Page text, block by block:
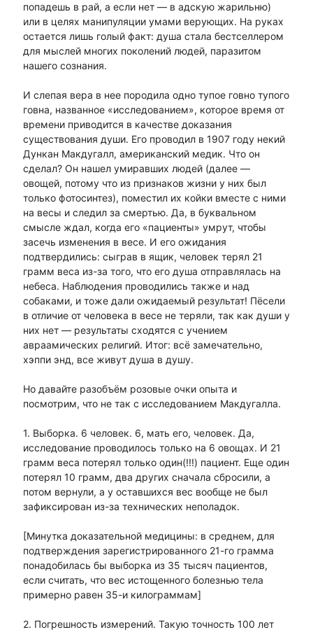
попадешь в рай, а если нет — в адскую жарильню)
или в целях манипуляции умами верующих. На руках
остается лишь голый факт: душа стала бестселлером
для мыслей многих поколений людей, паразитом
нашего сознания.
И слепая вера в нее породила одно тупое говно тупого
говна, названное «исследованием», которое время от
времени приводится в качестве доказания
существования души. Его проводил в 1907 году некий
Дункан Макдугалл, американский медик. Что он
сделал? Он нашел умиравших людей (далее —
овощей, потому что из признаков жизни у них был
только фотосинтез), поместил их койки вместе с ними
на весы и следил за смертью. Да, в буквальном
смысле ждал, когда его «пациенты» умрут, чтобы
засечь изменения в весе. И его ожидания
подтвердились: сыграв в ящик, человек терял 21
грамм веса из-за того, что его душа отправлялась на
небеса. Наблюдения проводились также и над
собаками, и тоже дали ожидаемый результат! Пёсели
в отличие от человека в весе не теряли, так как души у
них нет — результаты сходятся с учением
авраамических религий. Итог: всё замечательно,
хэппи энд, все живут душа в душу.
Но давайте разобъём розовые очки опыта и
посмотрим, что не так с исследованием Макдугалла.
1. Выборка. 6 человек. 6, мать его, человек. Да,
исследование проводилось только на 6 овощах. И 21
грамм веса потерял только один(!!!) пациент. Еще один
потерял 10 грамм, два других сначала сбросили, а
потом вернули, а у оставшихся вес вообще не был
зафиксирован из-за технических неполадок.
[Минутка доказательной медицины: в среднем, для
подтверждения зарегистрированного 21-го грамма
понадобилась бы выборка из 35 тысяч пациентов,
если считать, что вес истощенного болезнью тела
примерно равен 35-и килограммам]
2. Погрешность измерений. Такую точность 100 лет